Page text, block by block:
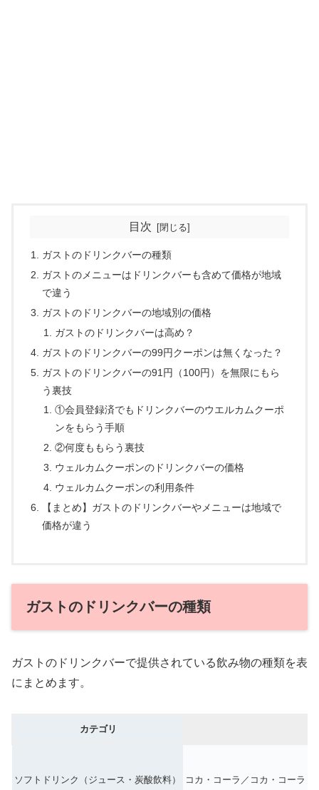
目次
ガストのドリンクバーの種類
ガストのメニューはドリンクバーも含めて価格が地域
で違う
ガストのドリンクバーの地域別の価格
ガストのドリンクバーは高め？
ガストのドリンクバーの99円クーポンは無くなった？
ガストのドリンクバーの91円（100円）を無限にもら
う裏技
①会員登録済でもドリンクバーのウエルカムクーポ
ンをもらう手順
②何度ももらう裏技
ウェルカムクーポンのドリンクバーの価格
ウェルカムクーポンの利用条件
【まとめ】ガストのドリンクバーやメニューは地域で
価格が違う
ガストのドリンクバーの種類
ガストのドリンクバーで提供されている飲み物の種類を表
にまとめます。
カテゴリ
ソフトドリンク（ジュース・炭酸飲料） コカ・コーラ／コカ・コーラ